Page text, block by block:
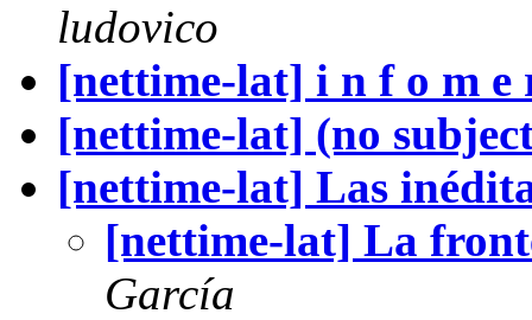
ludovico
[nettime-lat] i n f o m e
[nettime-lat] (no
[nettime-lat] Las
[nettime-lat] La
García